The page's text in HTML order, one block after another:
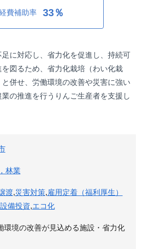
費補助率 33％
に対応し、省力化を促進し、持続可
図るため、省力化栽培（わい化栽
併せ、労働環境の改善や災害に強い
の推進を行うりんご生産者を支援し
林業
渡,災害対策,雇用定着（福利厚生）
設備投資,エコ化
環境の改善が見込める施設・省力化